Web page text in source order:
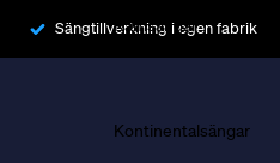
Sängtillverkning i egen fabrik
Ramsängar
Kontinentalsängar